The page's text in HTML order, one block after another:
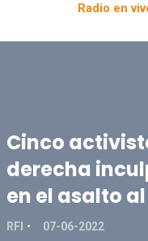
Radio en
Cinco
derecha
en el asalto
RFI 07-06-2022